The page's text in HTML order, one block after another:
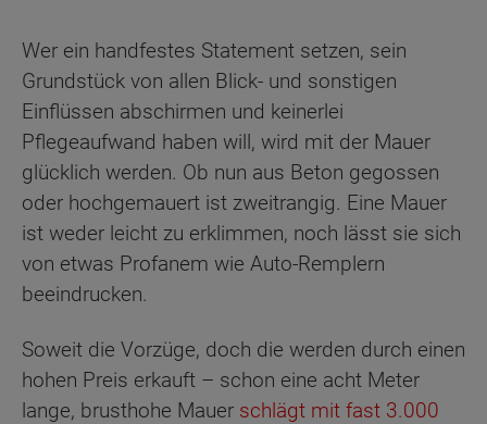
Wer ein handfestes Statement setzen, sein
Grundstück von allen Blick- und sonstigen
Einflüssen abschirmen und keinerlei
Pflegeaufwand haben will, wird mit der Mauer
glücklich werden. Ob nun aus Beton gegossen
oder hochgemauert ist zweitrangig. Eine Mauer
ist weder leicht zu erklimmen, noch lässt sie sich
von etwas Profanem wie Auto-Remplern
beeindrucken.
Soweit die Vorzüge, doch die werden durch einen
hohen Preis erkauft – schon eine acht Meter
lange, brusthohe Mauer schlägt mit fast 3.000